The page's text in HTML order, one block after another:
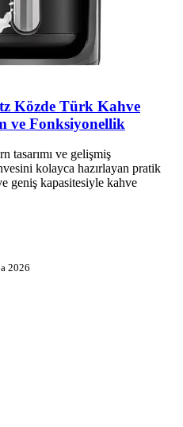
Közde Türk Kahve
ve Fonksiyonellik
tasarımı ve gelişmiş
kolayca hazırlayan pratik
geniş kapasitesiyle kahve
2026